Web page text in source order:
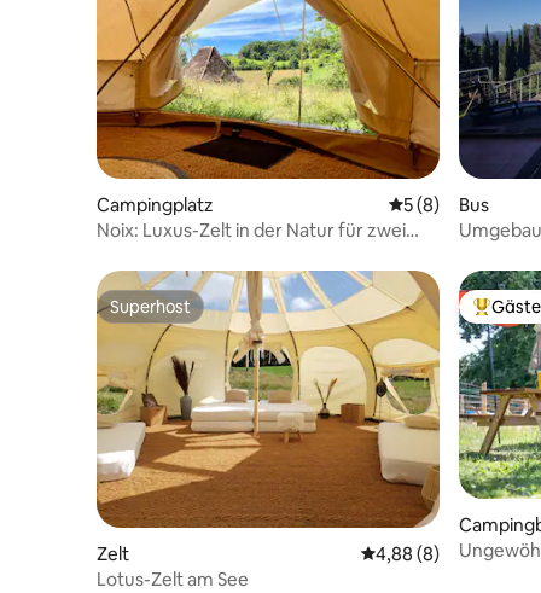
Campingplatz Durchschnittliche
5 (8)
Noix: Luxus-Zelt in der Natur für zwei
Bus
Superhost
Superhost
Zelt Durchschnittliche
4,88 (8)
Lotus-Zelt am See